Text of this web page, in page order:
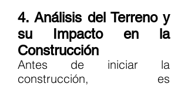
4. Análisis del Terreno y
su Impacto en la
Construcción
Antes de iniciar la
construcción, es